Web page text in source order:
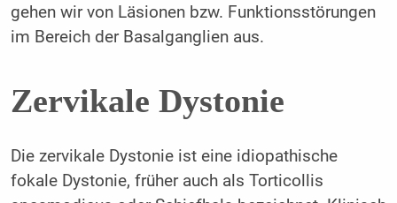
gehen wir von Läsionen bzw. Funktionsstörungen
im Bereich der Basalganglien aus.
Zervikale Dystonie
Die zervikale Dystonie ist eine idiopathische
fokale Dystonie, früher auch als Torticollis